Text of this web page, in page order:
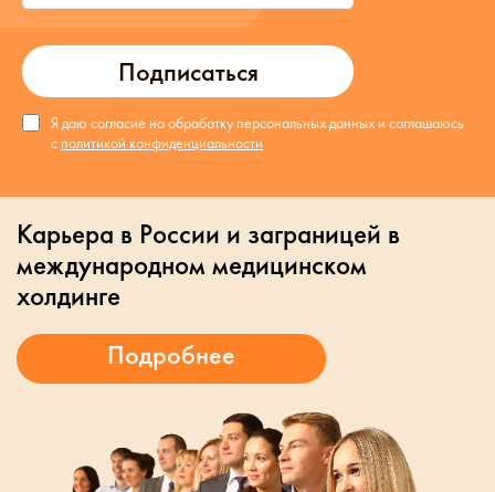
Подписаться
Я даю согласие на обработку персональных данных и соглашаюсь
с политикой конфиденциальности
Карьера в России и заграницей в
международном медицинском
холдинге